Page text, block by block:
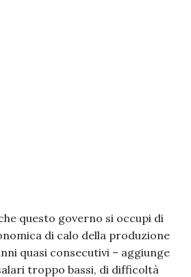
questo governo si occupi di
di calo della produzione
quasi consecutivi – aggiunge
troppo bassi, di difficoltà